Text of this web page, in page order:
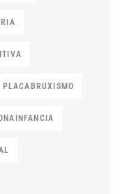
PLACABRUXISMO